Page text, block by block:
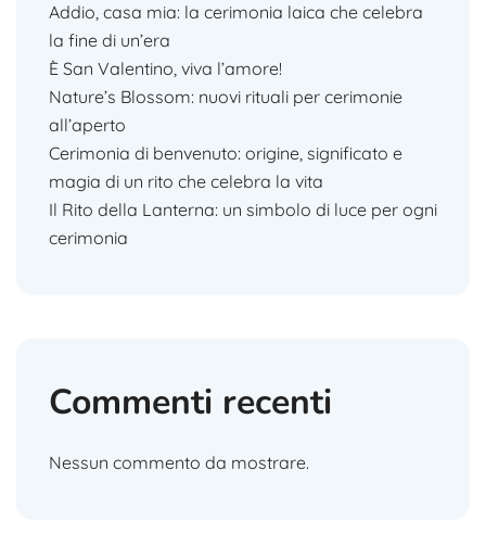
Addio, casa mia: la cerimonia laica che celebra
la fine di un’era
È San Valentino, viva l’amore!
Nature’s Blossom: nuovi rituali per cerimonie
all’aperto
Cerimonia di benvenuto: origine, significato e
magia di un rito che celebra la vita
Il Rito della Lanterna: un simbolo di luce per ogni
cerimonia
Commenti recenti
Nessun commento da mostrare.